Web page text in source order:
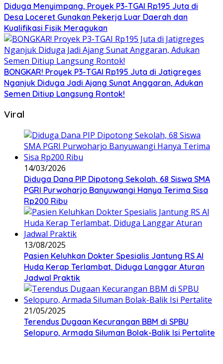
Diduga Menyimpang, Proyek P3-TGAI Rp195 Juta di
Desa Loceret Gunakan Pekerja Luar Daerah dan
Kualifikasi Fisik Meragukan
BONGKAR! Proyek P3-TGAI Rp195 Juta di Jatigreges
Nganjuk Diduga Jadi Ajang Sunat Anggaran, Adukan
Semen Ditiup Langsung Rontok!
Viral
14/03/2026
Diduga Dana PIP Dipotong Sekolah, 68 Siswa SMA
PGRI Purwoharjo Banyuwangi Hanya Terima Sisa
Rp200 Ribu
13/08/2025
Pasien Keluhkan Dokter Spesialis Jantung RS Al
Huda Kerap Terlambat, Diduga Langgar Aturan
Jadwal Praktik
21/05/2025
Terendus Dugaan Kecurangan BBM di SPBU
Selopuro, Armada Siluman Bolak-Balik Isi Pertalite